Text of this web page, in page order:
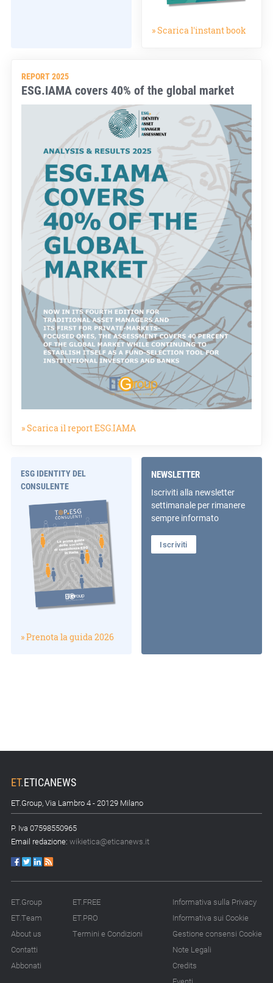
» Scarica l'instant book
REPORT 2025
ESG.IAMA covers 40% of the global market
» Scarica il report ESG.IAMA
ESG IDENTITY DEL
CONSULENTE
» Prenota la guida 2026
NEWSLETTER
Iscriviti alla newsletter
settimanale per rimanere
sempre informato
Iscriviti
ET.ETICANEWS
ET.Group, Via Lambro 4 - 20129 Milano
P. Iva 07598550965
Email redazione: wikietica@eticanews.it
ET.Group
ET.Team
About us
Contatti
Abbonati
ET.FREE
ET.PRO
Termini e Condizioni
Informativa sulla Privacy
Informativa sui Cookie
Gestione consensi Cookie
Note Legali
Credits